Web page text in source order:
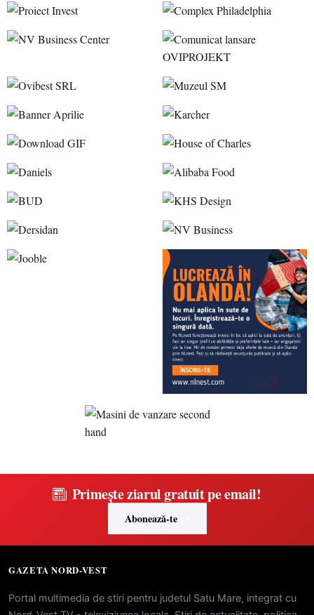
Primește ziarul gratuit pe email!
Abonează-te
GAZETA NORD-VEST
Portal multimedia de stiri pentru judetul Satu Mare, integrat cu